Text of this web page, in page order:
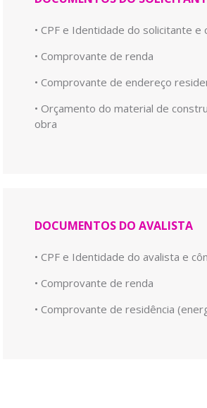
• CPF e Identidade do solicitante e
• Comprovante de renda
• Comprovante de endereço
• Orçamento do material de
obra
DOCUMENTOS DO AVALISTA
• CPF e Identidade do avalista e
• Comprovante de renda
• Comprovante de residência